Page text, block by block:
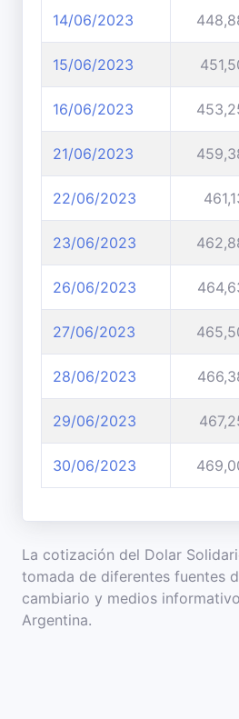
14/06/2023
15/06/2023
16/06/2023
21/06/2023
22/06/2023
23/06/2023
26/06/2023
27/06/2023
28/06/2023
29/06/2023
30/06/2023
La cotización del Dolar
tomada de diferentes fuentes
cambiario y medios
Argentina.